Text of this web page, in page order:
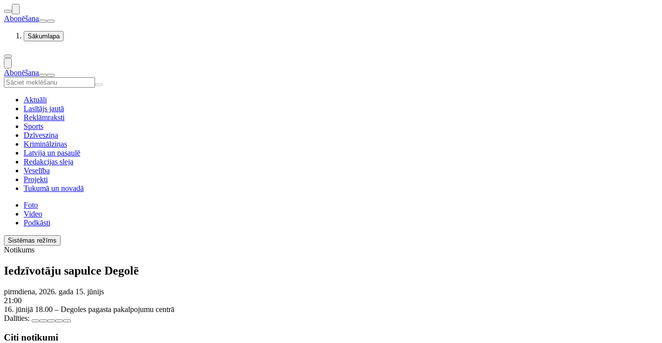
Abonēšana
Sākumlapa
Abonēšana
Aktuāli
Lasītājs jautā
Reklāmraksti
Sports
Dzīvesziņa
Kriminālziņas
Latvija un pasaulē
Redakcijas sleja
Veselība
Projekti
Tukumā un novadā
Foto
Video
Podkāsti
Sistēmas režīms
Notikums
Iedzīvotāju sapulce Degolē
pirmdiena, 2026. gada 15. jūnijs
21:00
16. jūnijā 18.00 – Degoles pagasta pakalpojumu centrā
Dalīties:
Citi notikumi